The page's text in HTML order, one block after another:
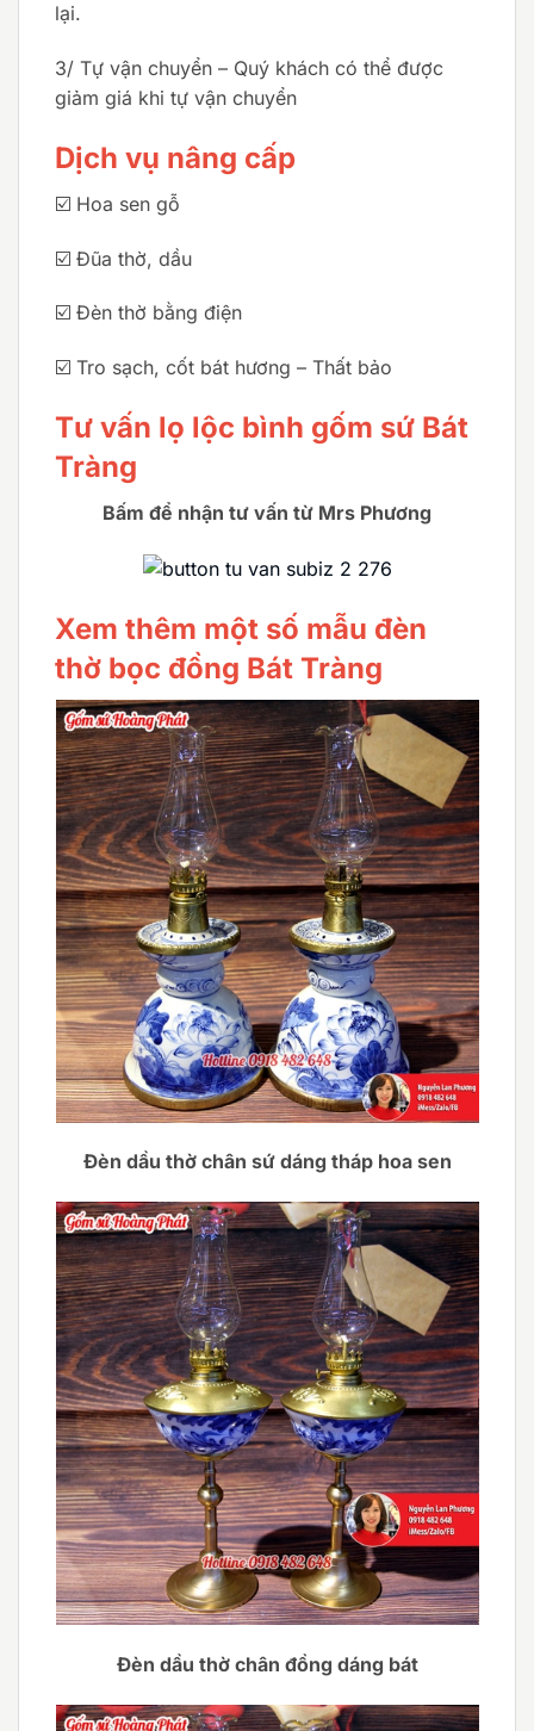
lại.
3/ Tự vận chuyển – Quý khách có thể được
giảm giá khi tự vận chuyển
Dịch vụ nâng cấp
☑️ Hoa sen gỗ
☑️ Đũa thờ, dầu
☑️ Đèn thờ bằng điện
☑️ Tro sạch, cốt bát hương – Thất bảo
Tư vấn lọ lộc bình gốm sứ Bát
Tràng
Bấm để nhận tư vấn từ Mrs Phương
Xem thêm một số mẫu đèn
thờ bọc đồng Bát Tràng
Đèn dầu thờ chân sứ dáng tháp hoa sen
Đèn dầu thờ chân đồng dáng bát